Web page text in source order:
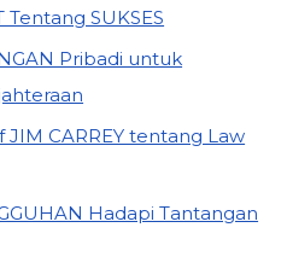
SUKSES
Pribadi untuk
JIM CARREY tentang Law
Hadapi Tantangan